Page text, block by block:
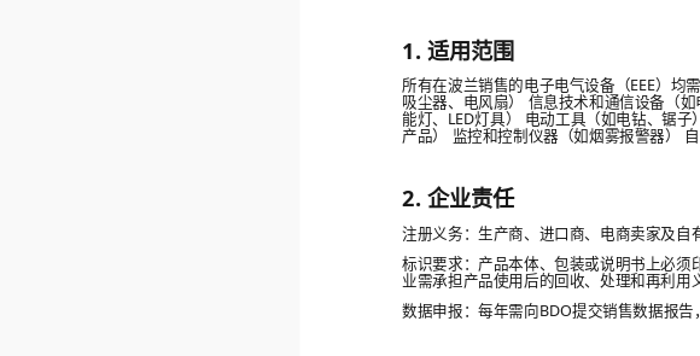
1. 适用范围
所有在波兰销售的电子电气设备（EEE）均
吸尘器、电风扇） 信息技术和通信设备（
能灯、LED灯具） 电动工具（如电钻、锯
产品） 监控和控制仪器（如烟雾报警器）
2. 企业责任
注册义务：生产商、进口商、电商卖家及自
标识要求：产品本体、包装或说明书上必须
业需承担产品使用后的回收、处理和再利用
数据申报：每年需向BDO提交销售数据报